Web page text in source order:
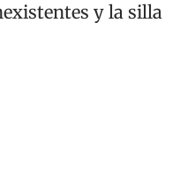
y la silla